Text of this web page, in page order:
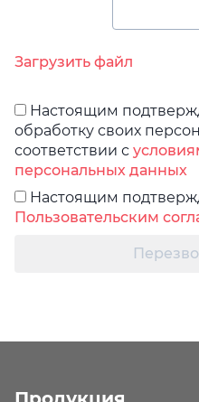
Загрузить файл
Настоящим
обработку своих
соответствии с
персональных данных
Настоящим
Пользовательским